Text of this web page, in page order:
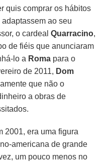
quis comprar os hábitos
ao seu
o cardealQuarracino,
de fiéis que anunciaram
lo a Roma para o
de 2011, Dom
que não o
a obras de
2001, era uma figura
americana de grande
um pouco menos no